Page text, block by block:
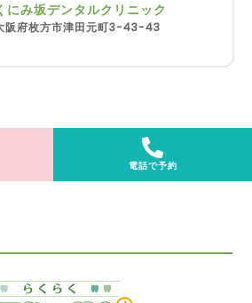
にみ坂デンタルクリニック
阪府枚方市津田元町3-43-43
電話で予約